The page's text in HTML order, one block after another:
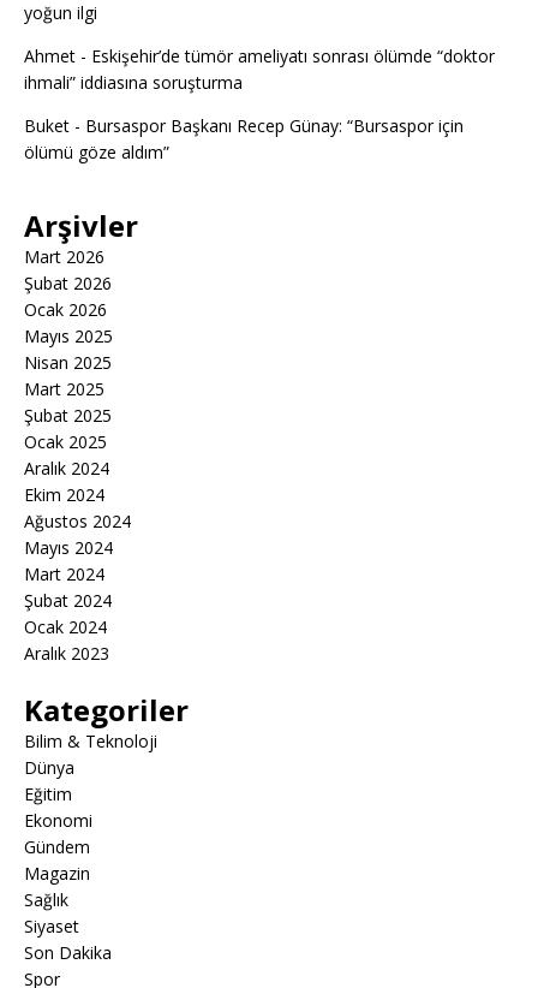
yoğun ilgi
Ahmet - Eskişehir’de tümör ameliyatı sonrası ölümde “doktor
ihmali” iddiasına soruşturma
Buket - Bursaspor Başkanı Recep Günay: “Bursaspor için
ölümü göze aldım”
Arşivler
Mart 2026
Şubat 2026
Ocak 2026
Mayıs 2025
Nisan 2025
Mart 2025
Şubat 2025
Ocak 2025
Aralık 2024
Ekim 2024
Ağustos 2024
Mayıs 2024
Mart 2024
Şubat 2024
Ocak 2024
Aralık 2023
Kategoriler
Bilim & Teknoloji
Dünya
Eğitim
Ekonomi
Gündem
Magazin
Sağlık
Siyaset
Son Dakika
Spor